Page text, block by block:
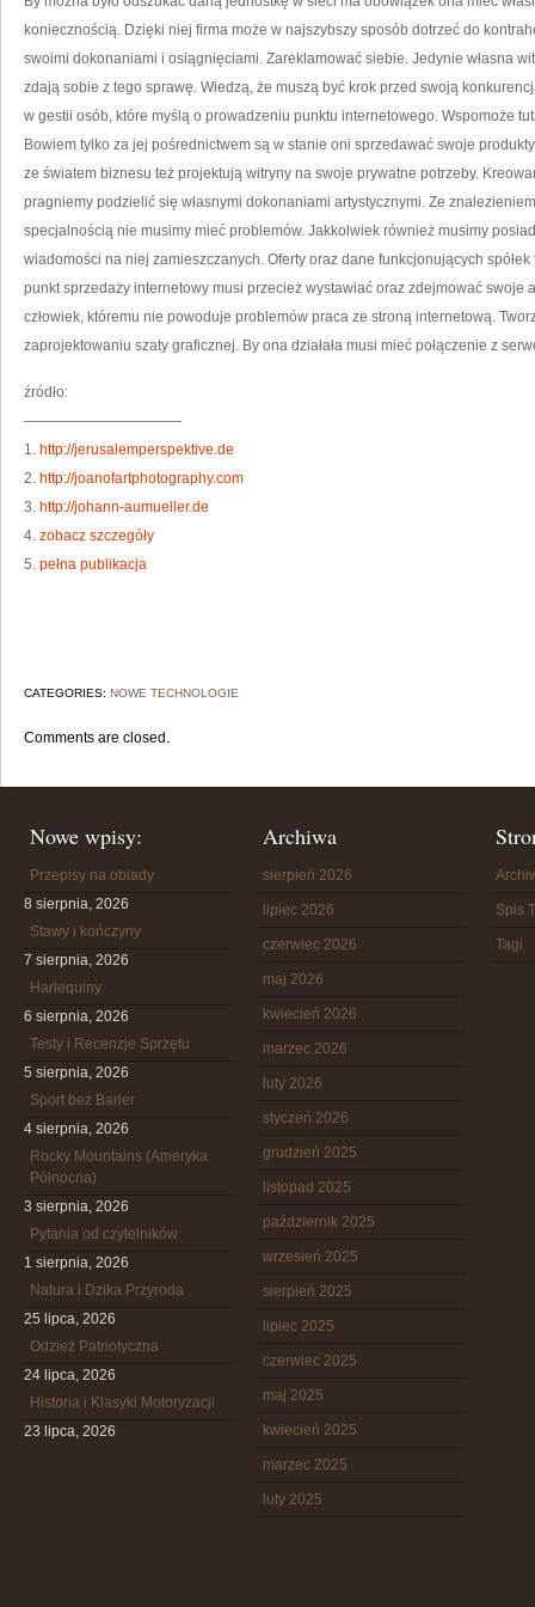
koniecznością. Dzięki niej firma może w najszybszy sposób dotrzeć do
swoimi dokonaniami i osiągnięciami. Zareklamować siebie. Jedynie własna
zdają sobie z tego sprawę. Wiedzą, że muszą być krok przed swoją
w gestii osób, które myślą o prowadzeniu punktu internetowego. Wspomoże
Bowiem tylko za jej pośrednictwem są w stanie oni sprzedawać swoje
ze światem biznesu też projektują witryny na swoje prywatne potrzeby.
pragniemy podzielić się własnymi dokonaniami artystycznymi. Ze
specjalnością nie musimy mieć problemów. Jakkolwiek również musimy
wiadomości na niej zamieszczanych. Oferty oraz dane funkcjonujących
punkt sprzedaży internetowy musi przecież wystawiać oraz zdejmować swoje
człowiek, któremu nie powoduje problemów praca ze stroną internetową.
zaprojektowaniu szaty graficznej. By ona działała musi mieć połączenie z
źródło:
———————————
1. http://jerusalemperspektive.de
2. http://joanofartphotography.com
3. http://johann-aumueller.de
4. zobacz szczegóły
5. pełna publikacja
CATEGORIES: NOWE TECHNOLOGIE
Comments are closed.
Nowe wpisy:
Przepisy na obiady
8 sierpnia, 2026
Stawy i kończyny
7 sierpnia, 2026
Harlequiny
6 sierpnia, 2026
Testy i Recenzje Sprzętu
5 sierpnia, 2026
Sport bez Barier
4 sierpnia, 2026
Rocky Mountains (Ameryka
Północna)
3 sierpnia, 2026
Pytania od czytelników
1 sierpnia, 2026
Natura i Dzika Przyroda
25 lipca, 2026
Odzież Patriotyczna
24 lipca, 2026
Historia i Klasyki Motoryzacji
23 lipca, 2026
Archiwa
sierpień 2026
lipiec 2026
czerwiec 2026
maj 2026
kwiecień 2026
marzec 2026
luty 2026
styczeń 2026
grudzień 2025
listopad 2025
październik 2025
wrzesień 2025
sierpień 2025
lipiec 2025
czerwiec 2025
maj 2025
kwiecień 2025
marzec 2025
luty 2025
Spis
Tagi